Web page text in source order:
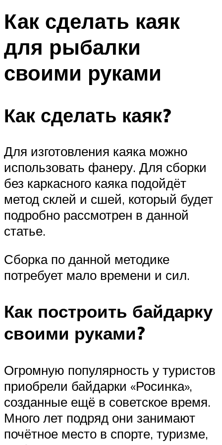
Как сделать каяк
для рыбалки
своими руками
Как сделать каяк?
Для изготовления каяка можно
использовать фанеру. Для сборки
без каркасного каяка подойдёт
метод склей и сшей, который будет
подробно рассмотрен в данной
статье.
Сборка по данной методике
потребует мало времени и сил.
Как построить байдарку
своими руками?
Огромную популярность у туристов
приобрели байдарки «Росинка»,
созданные ещё в советское время.
Много лет подряд они занимают
почётное место в спорте, туризме,